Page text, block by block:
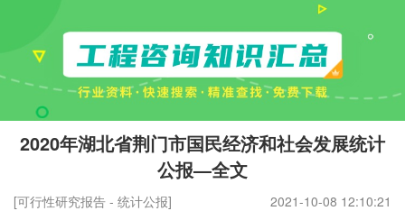
2020年湖北省荆门市国民经济和社会发展统计
公报—全文
[可行性研究报告 - 统计公报] 2021-10-08 12:10:21